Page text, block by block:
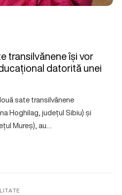
transilvănene își vor
datorită unei
sate transilvănene
Hoghilag, județul Sibiu) și
Mureș), au…